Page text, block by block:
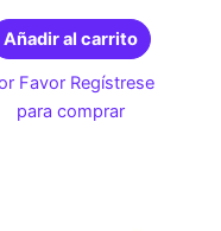
Añadir al carrito
Favor Regístrese
para comprar